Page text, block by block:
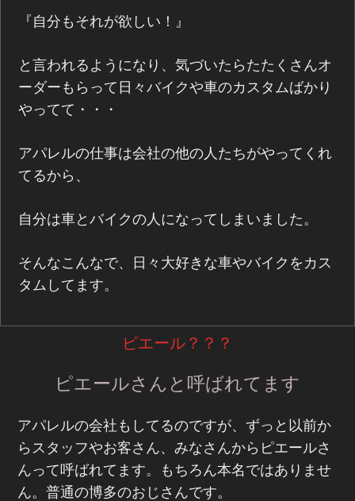
『自分もそれが欲しい！』
と言われるようになり、気づいたらたたくさんオ
ーダーもらって日々バイクや車のカスタムばかり
やってて・・・
アパレルの仕事は会社の他の人たちがやってくれ
てるから、
自分は車とバイクの人になってしまいました。
そんなこんなで、日々大好きな車やバイクをカス
タムしてます。
ピエール？？？
ピエールさんと呼ばれてます
アパレルの会社もしてるのですが、ずっと以前か
らスタッフやお客さん、みなさんからピエールさ
んって呼ばれてます。もちろん本名ではありませ
ん。普通の博多のおじさんです。